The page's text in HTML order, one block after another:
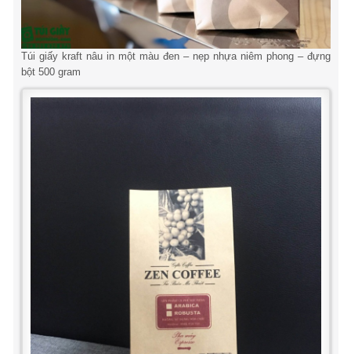
Túi giấy kraft nâu in một màu đen – nẹp nhựa niêm phong – đựng
bột 500 gram